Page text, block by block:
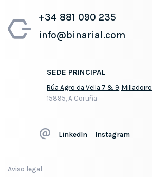
+34 881 090 235
info@binarial.com
SEDE PRINCIPAL
Rúa Agro da Vella 7 & 9, Milladoiro
15895, A Coruña
LinkedIn Instagram
Aviso legal